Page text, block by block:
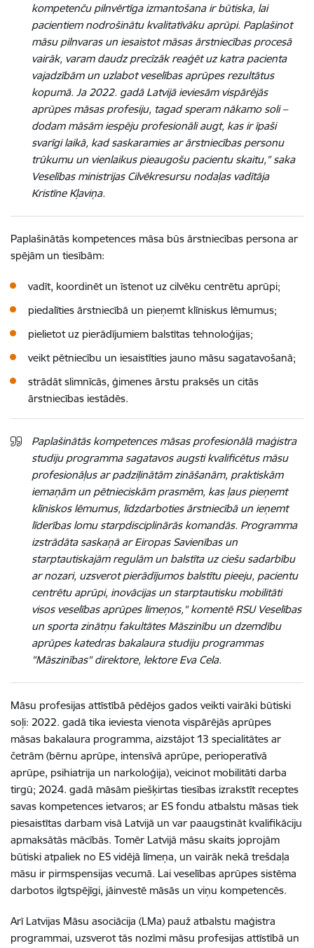
kompetenču pilnvērtīga izmantošana ir būtiska, lai
pacientiem nodrošinātu kvalitatīvāku aprūpi. Paplašinot
māsu pilnvaras un iesaistot māsas ārstniecības procesā
vairāk, varam daudz precīzāk reaģēt uz katra pacienta
vajadzībām un uzlabot veselības aprūpes rezultātus
kopumā. Ja 2022. gadā Latvijā ieviesām vispārējās
aprūpes māsas profesiju, tagad speram nākamo soli –
dodam māsām iespēju profesionāli augt, kas ir īpaši
svarīgi laikā, kad saskaramies ar ārstniecības personu
trūkumu un vienlaikus pieaugošu pacientu skaitu,” saka
Veselības ministrijas Cilvēkresursu nodaļas vadītāja
Kristīne Kļaviņa.
Paplašinātās kompetences māsa būs ārstniecības persona ar
spējām un tiesībām:
vadīt, koordinēt un īstenot uz cilvēku centrētu aprūpi;
piedalīties ārstniecībā un pieņemt klīniskus lēmumus;
pielietot uz pierādījumiem balstītas tehnoloģijas;
veikt pētniecību un iesaistīties jauno māsu sagatavošanā;
strādāt slimnīcās, ģimenes ārstu praksēs un citās
ārstniecības iestādēs.
Paplašinātās kompetences māsas profesionālā maģistra
studiju programma sagatavos augsti kvalificētus māsu
profesionāļus ar padziļinātām zināšanām, praktiskām
iemaņām un pētnieciskām prasmēm, kas ļaus pieņemt
klīniskos lēmumus, līdzdarboties ārstniecībā un ieņemt
līderības lomu starpdisciplinārās komandās. Programma
izstrādāta saskaņā ar Eiropas Savienības un
starptautiskajām regulām un balstīta uz ciešu sadarbību
ar nozari, uzsverot pierādījumos balstītu pieeju, pacientu
centrētu aprūpi, inovācijas un starptautisku mobilitāti
visos veselības aprūpes līmeņos," komentē RSU Veselības
un sporta zinātņu fakultātes Māszinību un dzemdību
aprūpes katedras bakalaura studiju programmas
"Māszinības" direktore, lektore Eva Cela.
Māsu profesijas attīstībā pēdējos gados veikti vairāki būtiski
soļi: 2022. gadā tika ieviesta vienota vispārējās aprūpes
māsas bakalaura programma, aizstājot 13 specialitātes ar
četrām (bērnu aprūpe, intensīvā aprūpe, perioperatīvā
aprūpe, psihiatrija un narkoloģija), veicinot mobilitāti darba
tirgū; 2024. gadā māsām piešķirtas tiesības izrakstīt receptes
savas kompetences ietvaros; ar ES fondu atbalstu māsas tiek
piesaistītas darbam visā Latvijā un var paaugstināt kvalifikāciju
apmaksātās mācībās. Tomēr Latvijā māsu skaits joprojām
būtiski atpaliek no ES vidējā līmeņa, un vairāk nekā trešdaļa
māsu ir pirmspensijas vecumā. Lai veselības aprūpes sistēma
darbotos ilgtspējīgi, jāinvestē māsās un viņu kompetencēs.
Arī Latvijas Māsu asociācija (LMa) pauž atbalstu maģistra
programmai, uzsverot tās nozīmi māsu profesijas attīstībā un